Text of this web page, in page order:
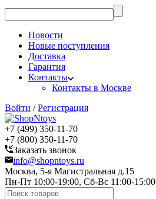
Новости
Новые поступления
Доставка
Гарантия
Контакты
Контакты в Москве
Войти /Регистрация
+7 (499) 350-11-70
+7 (800) 350-11-70
Заказать звонок
info@shopntoys.ru
Москва, 5-я Магистральная д.15
Пн-Пт 10:00-19:00, Сб-Вс 11:00-15:00